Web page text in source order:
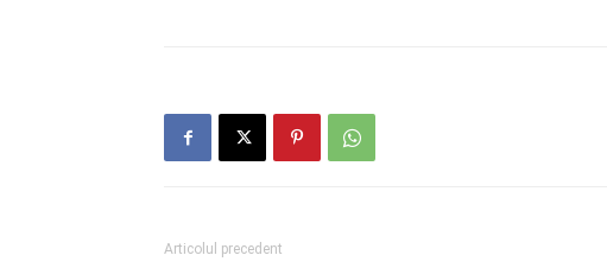
Articolul precedent